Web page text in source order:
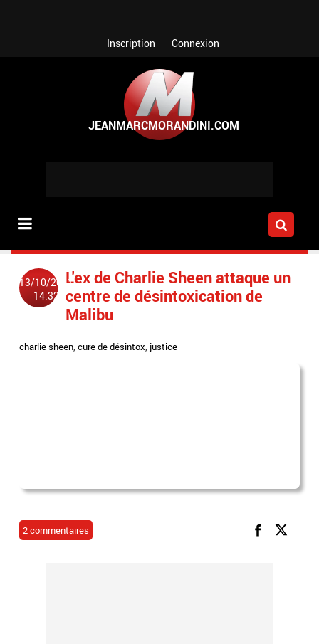
Inscription Connexion
13/10/2011
14:32
L'ex de Charlie Sheen attaque un
centre de désintoxication de
Malibu
charlie sheen,cure de désintox, justice
2 commentaires